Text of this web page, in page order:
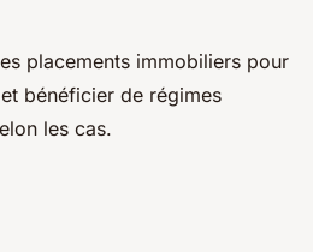
placements immobiliers pour
bénéficier de régimes
les cas.